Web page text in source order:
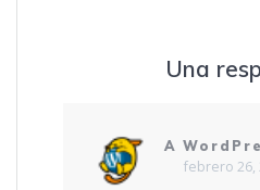
Una
A
febrero 26,